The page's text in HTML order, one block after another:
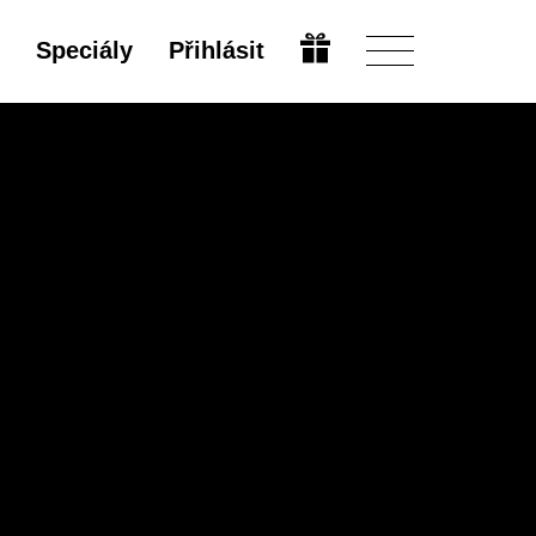
Speciály Přihlásit